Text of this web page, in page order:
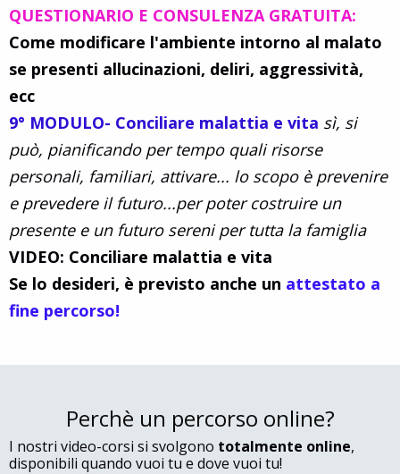
QUESTIONARIO E CONSULENZA GRATUITA:
Come modificare l'ambiente intorno al malato
se presenti allucinazioni, deliri, aggressività,
ecc
9° MODULO- Conciliare malattia e vita sì, si
può, pianificando per tempo quali risorse
personali, familiari, attivare... lo scopo è prevenire
e prevedere il futuro...per poter costruire un
presente e un futuro sereni per tutta la famiglia
VIDEO: Conciliare malattia e vita
Se lo desideri, è previsto anche un attestato a
fine percorso!
Perchè un percorso online?
​I nostri video-corsi si svolgono totalmente online,
disponibili quando vuoi tu e dove vuoi tu!